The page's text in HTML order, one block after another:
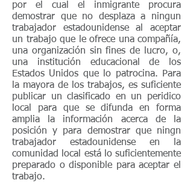
por el cual el inmigrante procura
demostrar que no desplaza a ningun
trabajador estadounidense al aceptar
un trabajo que le ofrece una compañía,
una organización sin fines de lucro, o,
una institución educacional de los
Estados Unidos que lo patrocina. Para
la mayora de los trabajos, es suficiente
publicar un clasificado en un peridico
local para que se difunda en forma
amplia la información acerca de la
posición y para demostrar que ningn
trabajador estadounidense en la
comunidad local está lo suficientemente
preparado o disponible para aceptar el
trabajo.